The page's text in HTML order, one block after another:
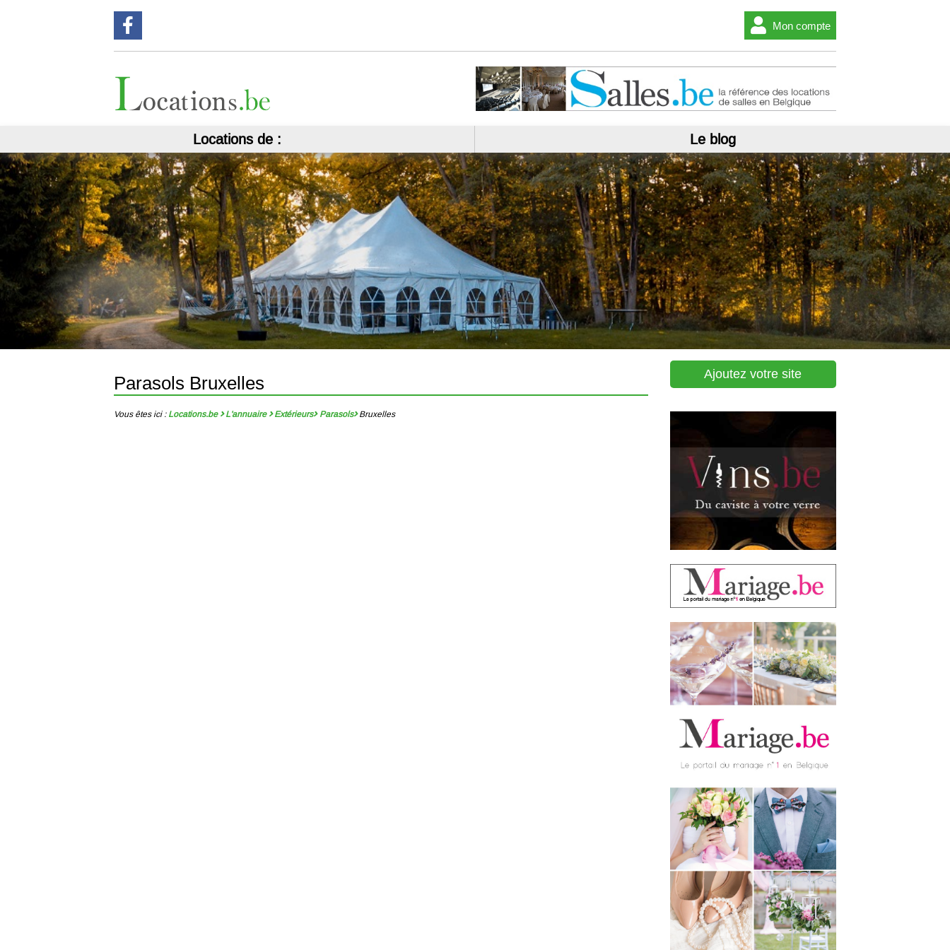
Mon compte
Locations de : Le blog
Parasols Bruxelles
Vous êtes ici : Locations.be L'annuaire Extérieurs Parasols Bruxelles
Ajoutez votre site